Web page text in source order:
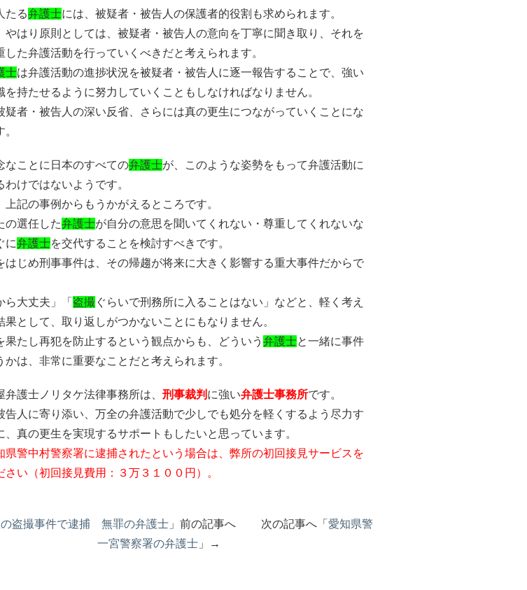
たる弁護士には、被疑者・被告人の保護者的役割も求められます。
やはり原則としては、被疑者・被告人の意向を丁寧に聞き取り、それを
した弁護活動を行っていくべきだと考えられます。
士は弁護活動の進捗状況を被疑者・被告人に逐一報告することで、強い
を持たせるように努力していくこともしなければなりません。
疑者・被告人の深い反省、さらには真の更生につながっていくことにな
なことに日本のすべての弁護士が、このような姿勢をもって弁護活動に
わけではないようです。
上記の事例からもうかがえるところです。
の選任した弁護士が自分の意思を聞いてくれない・尊重してくれないな
に弁護士を交代することを検討すべきです。
はじめ刑事事件は、その帰趨が将来に大きく影響する重大事件だからで
ら大丈夫」「 盗撮 ぐらいで刑務所に入ることはない」などと、軽く考え
果として、取り返しがつかないことにもなりません。
果たし再犯を防止するという観点からも、どういう 弁護士と一緒に事件
かは、非常に重要なことだと考えられます。
弁護士ノリタケ法律事務所は、 刑事裁判 に強い弁護士事務所です。
告人に寄り添い、万全の弁護活動で少しでも処分を軽くするよう尽力す
、真の更生を実現するサポートもしたいと思っています。
県警中村警察署に逮捕されたという場合は、弊所の初回接見サービスを
さい（初回接見費用：３万３１００円）。
盗撮事件で逮捕 無罪の弁護士 」前の記事へ 次の記事へ「 愛知県警
一宮警察署の弁護士 」→